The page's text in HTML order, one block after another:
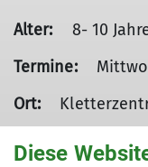
Alter:
8- 10
Termine:
Ort:
Diese